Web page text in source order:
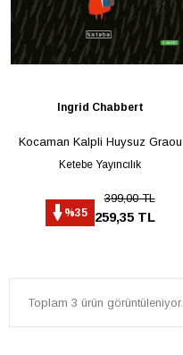
Ingrid Chabbert
Kocaman Kalpli Huysuz Graou
Ketebe Yayıncılık
%35
399,00 TL
259,35 TL
Toplam 3 ürün görüntüleniyor.